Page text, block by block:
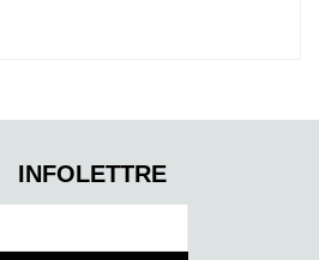
INFOLETTRE